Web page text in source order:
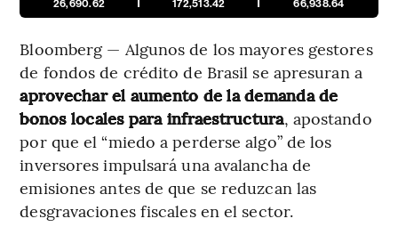
26,690.62
172,513.42
66,938.64
Bloomberg — Algunos de los mayores gestores
de fondos de crédito de Brasil se apresuran a
aprovechar el aumento de la demanda de
bonos locales para infraestructura, apostando
por que el “miedo a perderse algo” de los
inversores impulsará una avalancha de
emisiones antes de que se reduzcan las
desgravaciones fiscales en el sector.